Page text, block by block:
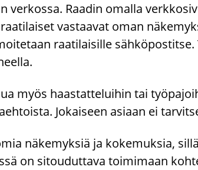
ver­kos­sa. Raa­din omal­la
vas­taa­vat oman
raa­ti­lai­sil­le
myös haas­tat­te­lui­hin tai
Jo­kai­seen asi­aan ei
nä­ke­myk­siä ja ko­ke­muk­sia,
on si­tou­dut­ta­va toi­mi­maan